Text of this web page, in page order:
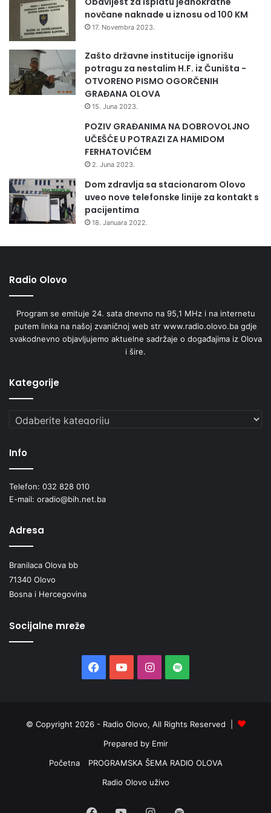
novčane naknade u iznosu od 100 KM
17. Novembra 2023.
Zašto državne institucije ignorišu
potragu za nestalim H.F. iz Čuništa -
OTVORENO PISMO OGORČENIH
GRAĐANA OLOVA
15. Juna 2023.
POZIV GRAĐANIMA NA DOBROVOLJNO
UČEŠĆE U POTRAZI ZA HAMIDOM
FERHATOVIĆEM
2. Juna 2023.
Dom zdravlja sa stacionarom Olovo
uveo nove telefonske linije za kontakt s
pacijentima
18. Januara 2022.
Radio Olovo
Program se emituje 24. sata dnevno na 95,1 MHz i na internetu
putem linka na našoj zvaničnoj web str www.radio.olovo.ba gdje
svakodnevno objavljujemo aktuelne sadržaje o događajima iz Olova
i šire.
Kategorije
Kategorije
Info
Telefon: 032 828 010
E-mail: oradio@bih.net.ba
Adresa
Branilaca Olova bb
71340 Olovo
Bosna i Hercegovina
Socijalne mreže
FacebookYouTubeInstagram
Spotify
© Copyright 2026 - Radio Olovo, All Rights Reserved |
Prepared by Emir
Početna
PROGRAMSKA ŠEMA RADIO OLOVA
Radio Olovo uživo